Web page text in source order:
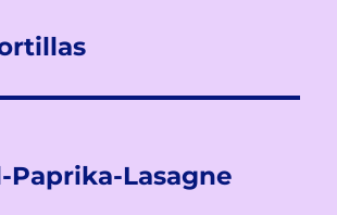
Paprika-Lasagne